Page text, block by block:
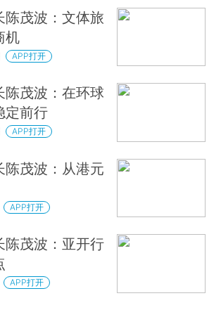
陈茂波：文体旅
机
APP打开
陈茂波：在环球
定前行
APP打开
陈茂波：从港元
APP打开
陈茂波：亚开行
APP打开